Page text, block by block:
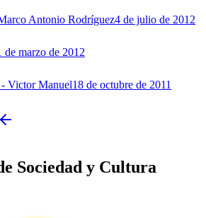
Antonio Rodríguez4 de julio de 2012
de marzo de 2012
Victor Manuel18 de octubre de 2011
Sociedad y Cultura